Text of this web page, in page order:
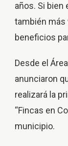
años. Si bien
también más
beneficios
Desde el
anunciaron
realizará la
“Fincas en
municipio.